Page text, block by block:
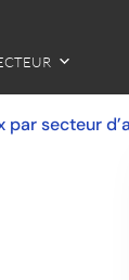
par secteur